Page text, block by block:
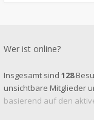
Wer ist online?
Insgesamt sind 128
unsichtbare Mitglieder
basierend auf den